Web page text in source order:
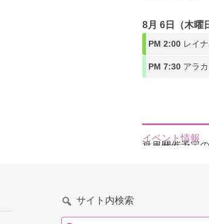
8月 6日（木曜
PM 2:00 レイ
PM 7:30 アラ
イベント情報
近日開催予定のイベントはありません
サイト内検索
検索: